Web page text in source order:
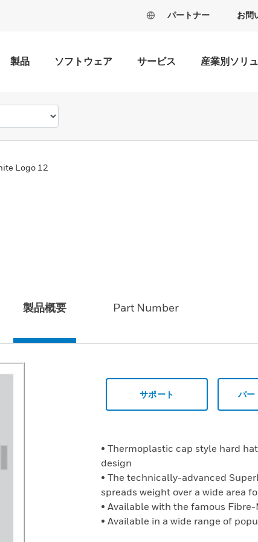
パートナー お問
製品 ソフトウェア サービス 産業別ソリ
Logo 12
製品概要 Part Number
サポート パー
• Thermoplastic cap style hard
design
• The technically-advanced
spreads weight over a wide area
• Available with the famous
• Available in a wide range of